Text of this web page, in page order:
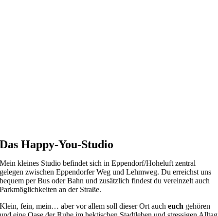
Das Happy-You-Studio
Mein kleines Studio befindet sich in Eppendorf/Hoheluft zentral
gelegen zwischen Eppendorfer Weg und Lehmweg. Du erreichst uns
bequem per Bus oder Bahn und zusätzlich findest du vereinzelt auch
Parkmöglichkeiten an der Straße.
Klein, fein, mein… aber vor allem soll dieser Ort aucheuch gehören